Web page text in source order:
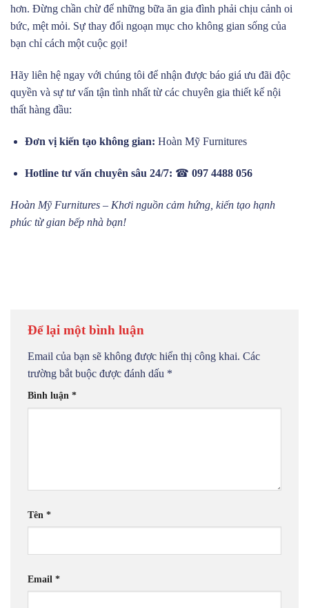
hơn. Đừng chần chừ để những bữa ăn gia đình phải chịu cảnh oi
bức, mệt mỏi. Sự thay đổi ngoạn mục cho không gian sống của
bạn chỉ cách một cuộc gọi!
Hãy liên hệ ngay với chúng tôi để nhận được báo giá ưu đãi độc
quyền và sự tư vấn tận tình nhất từ các chuyên gia thiết kế nội
thất hàng đầu:
Đơn vị kiến tạo không gian: Hoàn Mỹ Furnitures
Hotline tư vấn chuyên sâu 24/7: ☎ 097 4488 056
Hoàn Mỹ Furnitures – Khơi nguồn cảm hứng, kiến tạo hạnh
phúc từ gian bếp nhà bạn!
Để lại một bình luận
Email của bạn sẽ không được hiển thị công khai. Các
trường bắt buộc được đánh dấu *
Bình luận *
Tên *
Email *